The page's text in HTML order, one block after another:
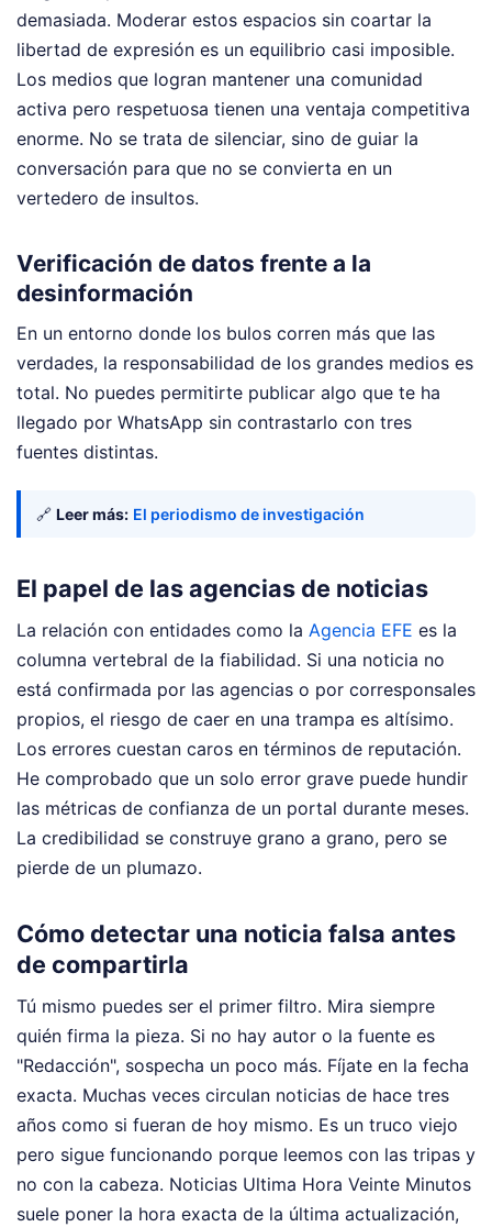
demasiada. Moderar estos espacios sin coartar la
libertad de expresión es un equilibrio casi imposible.
Los medios que logran mantener una comunidad
activa pero respetuosa tienen una ventaja competitiva
enorme. No se trata de silenciar, sino de guiar la
conversación para que no se convierta en un
vertedero de insultos.
Verificación de datos frente a la
desinformación
En un entorno donde los bulos corren más que las
verdades, la responsabilidad de los grandes medios es
total. No puedes permitirte publicar algo que te ha
llegado por WhatsApp sin contrastarlo con tres
fuentes distintas.
🔗 Leer más: El periodismo de investigación
El papel de las agencias de noticias
La relación con entidades como la Agencia EFE es la
columna vertebral de la fiabilidad. Si una noticia no
está confirmada por las agencias o por corresponsales
propios, el riesgo de caer en una trampa es altísimo.
Los errores cuestan caros en términos de reputación.
He comprobado que un solo error grave puede hundir
las métricas de confianza de un portal durante meses.
La credibilidad se construye grano a grano, pero se
pierde de un plumazo.
Cómo detectar una noticia falsa antes
de compartirla
Tú mismo puedes ser el primer filtro. Mira siempre
quién firma la pieza. Si no hay autor o la fuente es
"Redacción", sospecha un poco más. Fíjate en la fecha
exacta. Muchas veces circulan noticias de hace tres
años como si fueran de hoy mismo. Es un truco viejo
pero sigue funcionando porque leemos con las tripas y
no con la cabeza. Noticias Ultima Hora Veinte Minutos
suele poner la hora exacta de la última actualización,